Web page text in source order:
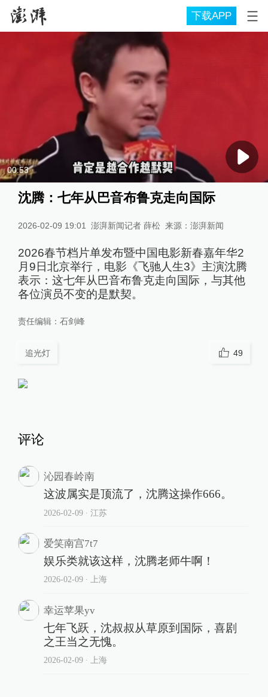
下载APP
00:53
沈腾：七年从巴音布鲁克走向国际
2026-02-09 19:01 澎湃新闻记者 薛松 来源： 澎湃新闻
2026春节档片单发布暨中国电影新春嘉年华2
月9日北京举行，电影《飞驰人生3》主演沈腾
表示：这七年从巴音布鲁克走向国际，与其他
各位演员不变的是默契。
责任编辑： 石剑峰
追光灯 49
评论
沁园春岭南
这波属实是顶流了，沈腾这操作666。
2026-02-09∙ 江苏
爱笑南宫7t7
娱乐类就该这样，沈腾老师牛啊！
2026-02-09∙ 上海
幸运苹果yv
七年飞跃，沈叔叔从草原到国际，喜剧
之王当之无愧。
2026-02-09∙ 上海